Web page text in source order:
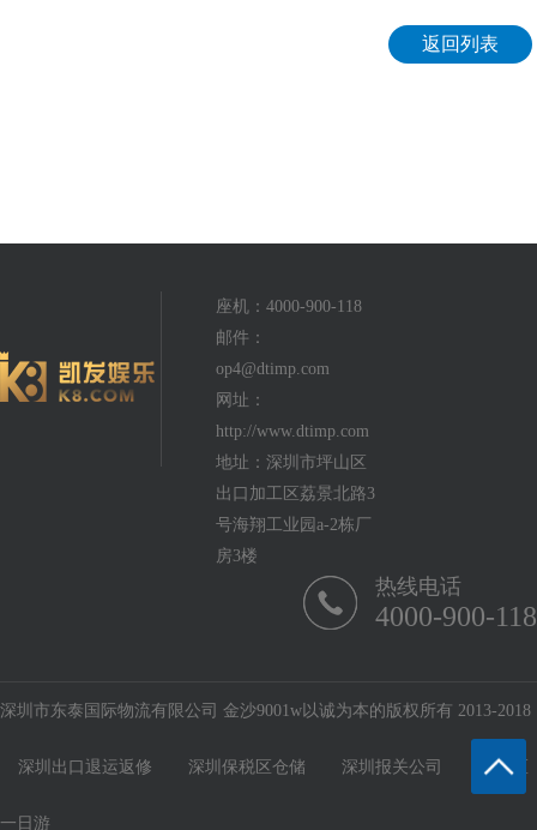
返回列表
座机：4000-900-118
邮件：
op4@dtimp.com
网址：
http://www.dtimp.com
地址：深圳市坪山区
出口加工区荔景北路3
号海翔工业园a-2栋厂
房3楼
热线电话
4000-900-118
深圳市东泰国际物流有限公司 金沙9001w以诚为本的版权所有 2013-2018
深圳出口退运返修 深圳保税区仓储 深圳报关公司 保税区
一日游